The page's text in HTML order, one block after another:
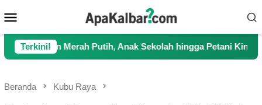
ke
kontenMobile
Terkini!
Merah Putih, Anak Sekolah hingga Petani Kini Kembali
Beranda Kubu Raya